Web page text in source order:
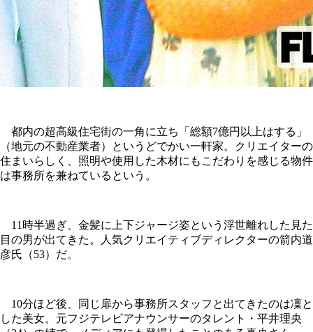
都内の超高級住宅街の一角に立ち「総額7億円以上はする」
（地元の不動産業者）というどでかい一軒家。クリエイターの
住まいらしく、照明や使用した木材にもこだわりを感じる物件
は事務所を兼ねているという。
11時半過ぎ、金髪に上下ジャージ姿という浮世離れした見た
目の男が出てきた。人気クリエイティブディレクターの箭内道
彦氏（53）だ。
10分ほど後、同じ扉から事務所スタッフと出てきたのは凜と
した美女。元フジテレビアナウンサーのタレント・平井理央